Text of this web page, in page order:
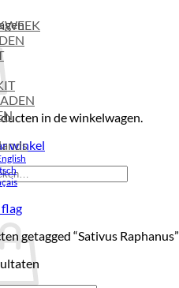
in de winkelwagen.
winkel
getagged “Sativus Raphanus”